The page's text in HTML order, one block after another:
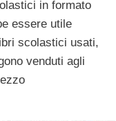
in formato
essere utile
scolastici usati,
venduti agli